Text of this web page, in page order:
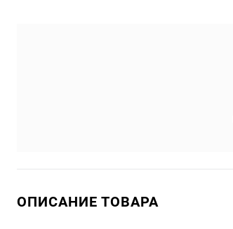
ОПИСАНИЕ ТОВАРА